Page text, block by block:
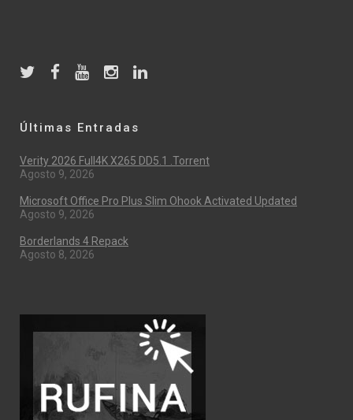
Últimas Entradas
Verity 2026 Full4K X265 DD5.1 .torrent
Agosto 9, 2026
Microsoft Office Pro Plus Slim Ohook Activated Updated
Agosto 9, 2026
Borderlands 4 Repack
Agosto 8, 2026